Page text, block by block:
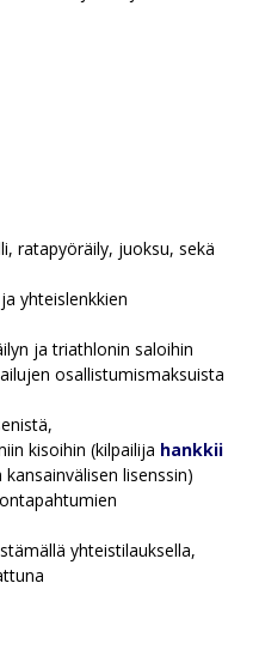
ratapyöräily, juoksu, sekä
yhteislenkkien
ja triathlonin saloihin
osallistumismaksuista
kisoihin (kilpailija hankkii
lisenssin)
yhteistilauksella,